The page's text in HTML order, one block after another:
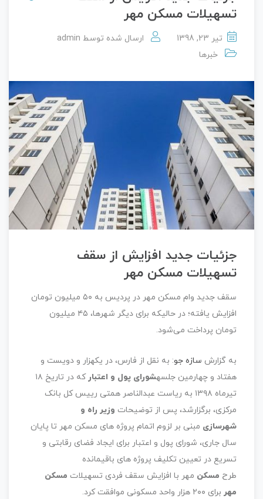
تسهیلات مسکن مهر
تیر 23, 1398 ارسال شده توسط admin
خبرها
جزئیات جدید افزایش از سقف
تسهیلات مسکن مهر
سقف جدید وام مسکن مهر در پردیس به ۵۰ میلیون تومان
افزایش یافته؛ در حالیکه برای دیگر شهرها، ۴۵ میلیون
تومان پرداخت می‌شود.
به گزارش سازه جو: به نقل از فارس، در یکهزار و دویست و
هفتاد و چهارمین جلسهشورای پول و اعتبار
که در تاریخ ۱۸
تیرماه ۱۳۹۸ به ریاست عبدالناصر همتی رییس کل بانک
مرکزی، برگزارشد، پس از توضیحات وزیر راه و
شهرسازی مبنی بر لزوم اتمام پروژه های مسکن مهر تا پایان
سال جاری، شورای پول و اعتبار برای ایجاد فضای رقابتی و
تسریع در تعیین تکلیف پروژه های باقیمانده
طرح مسکن مهر با افزایش سقف فردی تسهیلات مسکن
مهر برای ۲۰۰ هزار واحد مسکونی موافقت کرد.